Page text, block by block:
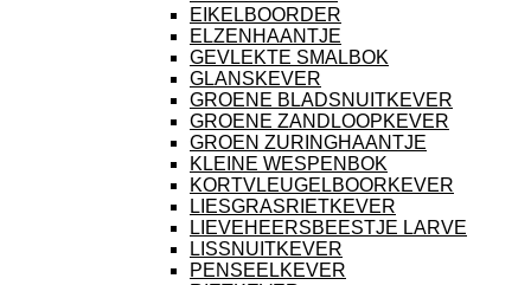
EIKELBOORDER
ELZENHAANTJE
GEVLEKTE SMALBOK
GLANSKEVER
GROENE BLADSNUITKEVER
GROENE ZANDLOOPKEVER
GROEN ZURINGHAANTJE
KLEINE WESPENBOK
KORTVLEUGELBOORKEVER
LIESGRASRIETKEVER
LIEVEHEERSBEESTJE LARVE
LISSNUITKEVER
PENSEELKEVER